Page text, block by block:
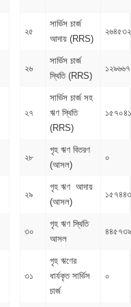
২৫
সার্ভিস চার্জ
আদায় (RRS)
২৬
সার্ভিস চার্জ
স্থিতি (RRS)
২৭
সার্ভিস চার্জ সহ
ঋণ স্থিতি
(RRS)
২৮
গৃহ ঋণ বিতরণ
(আসল)
০
২৯
গৃহ ঋণ আদায়
(আসল)
১৫৭৪৪৩
৩০
গৃহ ঋণ স্থিতি
আসল
৩১
গৃহ ঋণের
ধার্যকৃত সার্ভিস
চার্জ
০